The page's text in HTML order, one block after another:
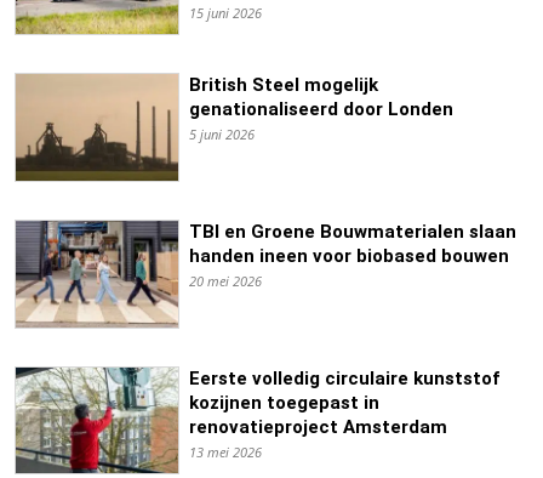
15 juni 2026
British Steel mogelijk
genationaliseerd door Londen
5 juni 2026
TBI en Groene Bouwmaterialen slaan
handen ineen voor biobased bouwen
20 mei 2026
Eerste volledig circulaire kunststof
kozijnen toegepast in
renovatieproject Amsterdam
13 mei 2026